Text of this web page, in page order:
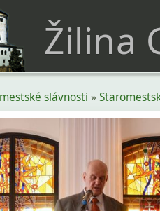
Žilina
slávnosti »